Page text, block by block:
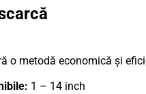
o metodă economică și
1 – 14 inch